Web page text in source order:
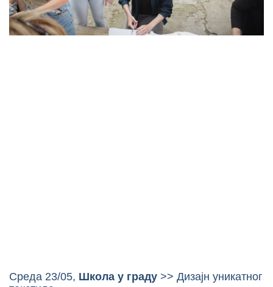
Среда 23/05, Школа у граду >> Дизајн уникатног